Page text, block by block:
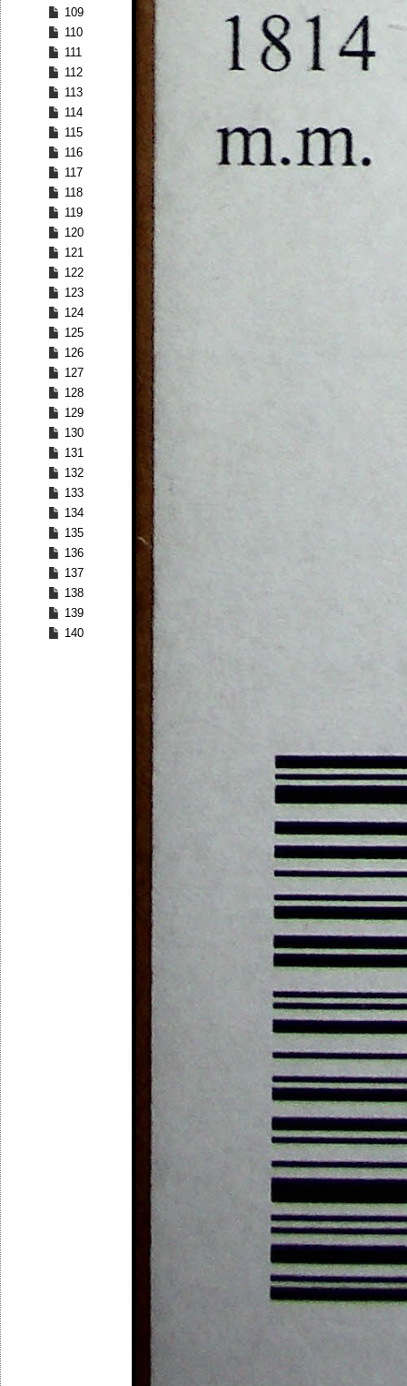
109
110
111
112
113
114
115
116
117
118
119
120
121
122
123
124
125
126
127
128
129
130
131
132
133
134
135
136
137
138
139
140